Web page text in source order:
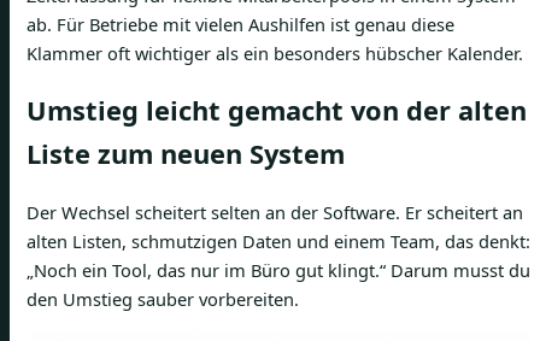
ab. Für Betriebe mit vielen Aushilfen ist genau diese
Klammer oft wichtiger als ein besonders hübscher Kalender.
Umstieg leicht gemacht von der alten
Liste zum neuen System
Der Wechsel scheitert selten an der Software. Er scheitert an
alten Listen, schmutzigen Daten und einem Team, das denkt:
„Noch ein Tool, das nur im Büro gut klingt.“ Darum musst du
den Umstieg sauber vorbereiten.